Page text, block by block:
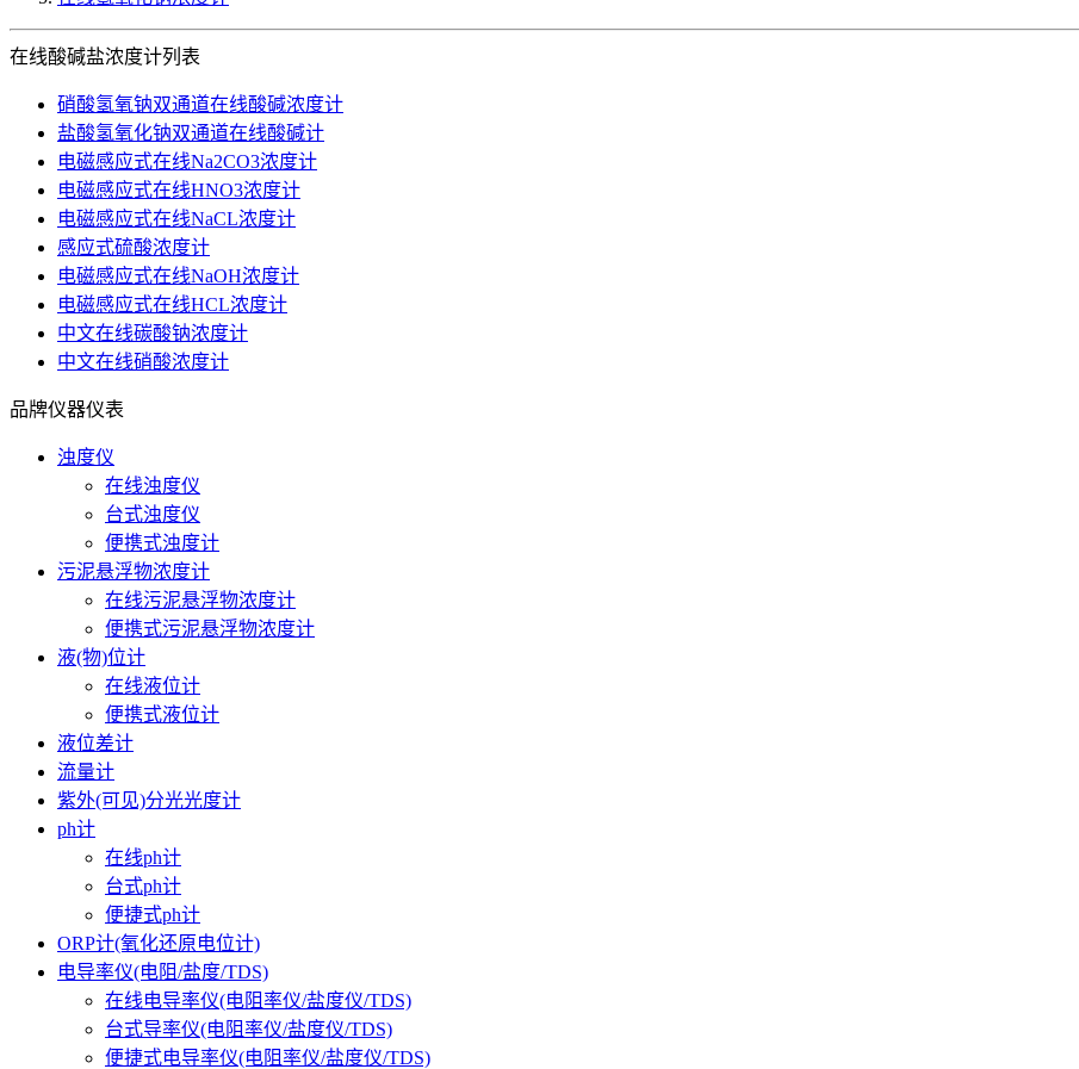
在线酸碱盐浓度计列表
硝酸氢氧钠双通道在线酸碱浓度计
盐酸氢氧化钠双通道在线酸碱计
电磁感应式在线Na2CO3浓度计
电磁感应式在线HNO3浓度计
电磁感应式在线NaCL浓度计
感应式硫酸浓度计
电磁感应式在线NaOH浓度计
电磁感应式在线HCL浓度计
中文在线碳酸钠浓度计
中文在线硝酸浓度计
品牌仪器仪表
浊度仪
在线浊度仪
台式浊度仪
便携式浊度计
污泥悬浮物浓度计
在线污泥悬浮物浓度计
便携式污泥悬浮物浓度计
液(物)位计
在线液位计
便携式液位计
液位差计
流量计
紫外(可见)分光光度计
ph计
在线ph计
台式ph计
便捷式ph计
ORP计(氧化还原电位计)
电导率仪(电阻/盐度/TDS)
在线电导率仪(电阻率仪/盐度仪/TDS)
台式导率仪(电阻率仪/盐度仪/TDS)
便捷式电导率仪(电阻率仪/盐度仪/TDS)